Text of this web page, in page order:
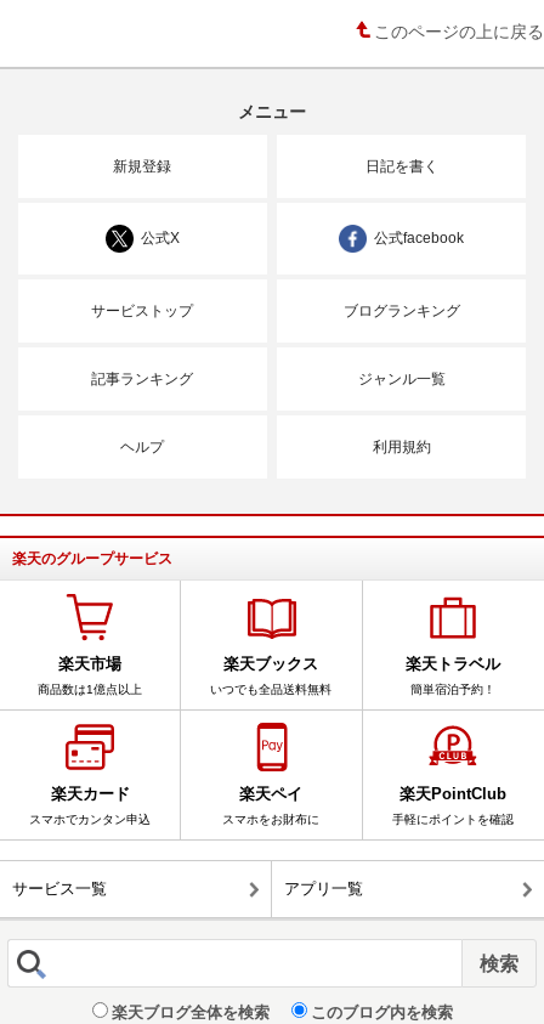
このページの上に戻る
メニュー
新規登録 日記を書く
公式X 公式facebook
サービストップ ブログランキング
記事ランキング ジャンル一覧
ヘルプ 利用規約
楽天のグループサービス
楽天市場
商品数は1億点以上
楽天ブックス
いつでも全品送料無料
楽天トラベル
簡単宿泊予約！
楽天カード
スマホでカンタン申込
楽天ペイ
スマホをお財布に
楽天PointClub
手軽にポイントを確認
サービス一覧 アプリ一覧
楽天ブログ全体を検索 このブログ内を検索